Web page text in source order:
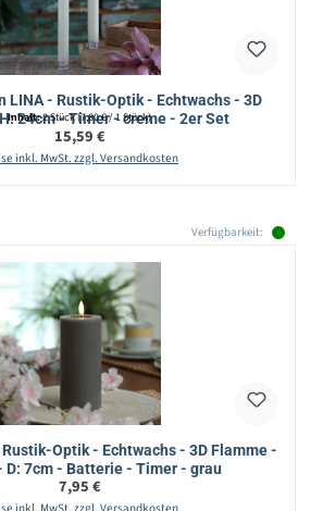
LINA - Rustik-Optik - Echtwachs - 3D
24cm - Timer - creme - 2er Set
Inhalt:2 Stück(7,80 € / 1 Stück)
Regulärer Preis:
15,59 €
inkl. MwSt. zzgl. Versandkosten
Verfügbarkeit:
Rustik-Optik - Echtwachs - 3D Flamme -
D: 7cm - Batterie - Timer - grau
Regulärer Preis:
7,95 €